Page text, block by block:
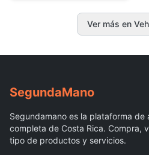
Ver más en
SegundaMano
Segundamano es la plataforma de
completa de Costa Rica. Compra,
tipo de productos y servicios.